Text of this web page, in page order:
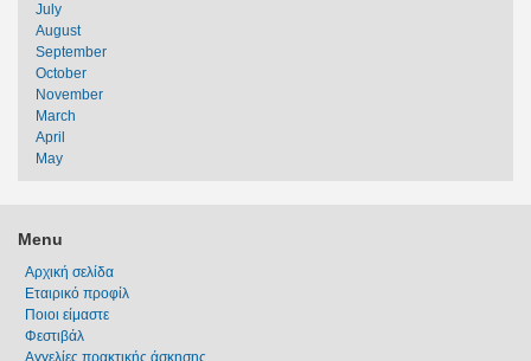
July
August
September
October
November
March
April
May
Menu
Αρχική σελίδα
Εταιρικό προφίλ
Ποιοι είμαστε
Φεστιβάλ